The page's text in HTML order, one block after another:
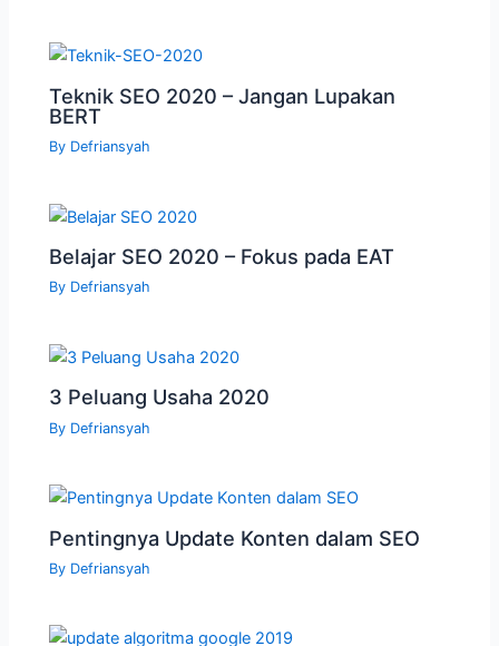
Teknik SEO 2020 – Jangan Lupakan
BERT
By Defriansyah
Belajar SEO 2020 – Fokus pada EAT
By Defriansyah
3 Peluang Usaha 2020
By Defriansyah
Pentingnya Update Konten dalam SEO
By Defriansyah